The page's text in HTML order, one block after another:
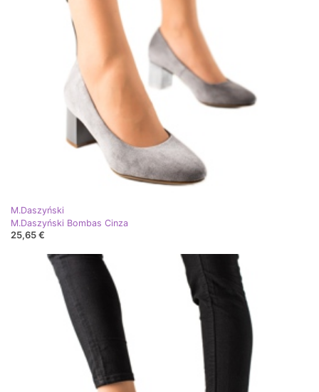
M.Daszyński
M.Daszyński Bombas Cinza
25,65 €